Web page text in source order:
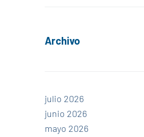
Archivo
julio 2026
junio 2026
mayo 2026